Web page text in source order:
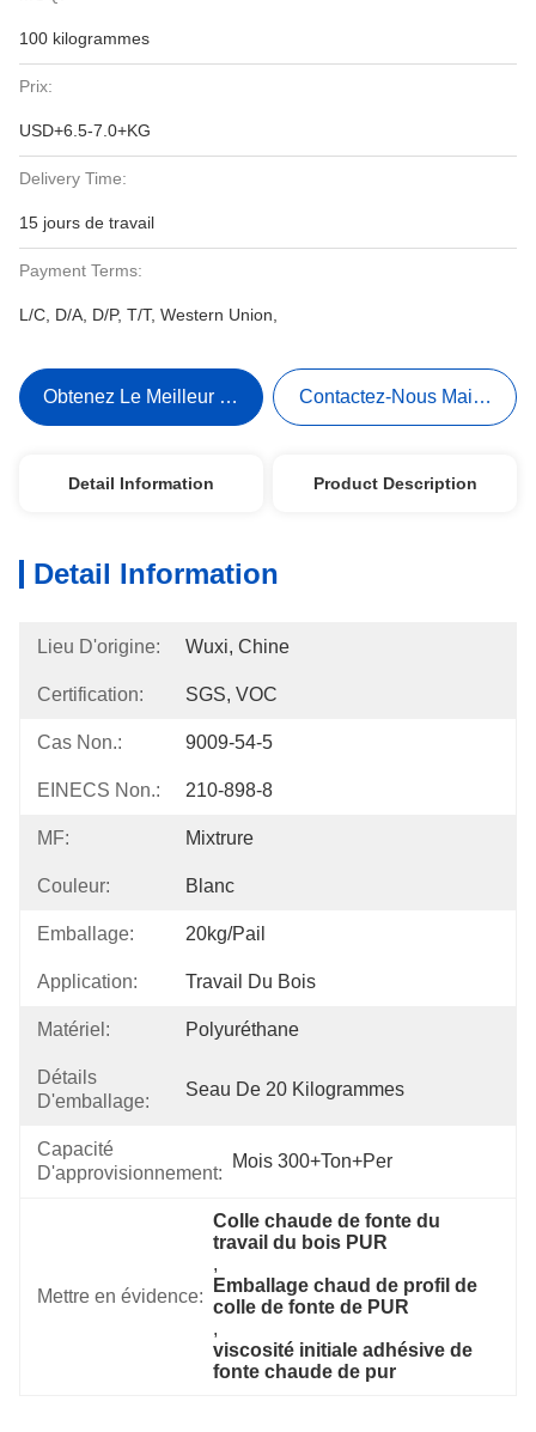
100 kilogrammes
Prix:
USD+6.5-7.0+KG
Delivery Time:
15 jours de travail
Payment Terms:
L/C, D/A, D/P, T/T, Western Union,
Obtenez Le Meilleur Prix Contactez-Nous Maintenant
Detail Information Product Description
Detail Information
Lieu D'origine: Wuxi, Chine
Certification: SGS, VOC
Cas Non.: 9009-54-5
EINECS Non.: 210-898-8
MF: Mixtrure
Couleur: Blanc
Emballage: 20kg/pail
Application: Travail Du Bois
Matériel: Polyuréthane
Détails
D'emballage:
Seau De 20 Kilogrammes
Capacité
D'approvisionnement:
Mois 300+Ton+per
Mettre en évidence:
Colle chaude de fonte du
travail du bois PUR
,
Emballage chaud de profil de
colle de fonte de PUR
,
viscosité initiale adhésive de
fonte chaude de pur